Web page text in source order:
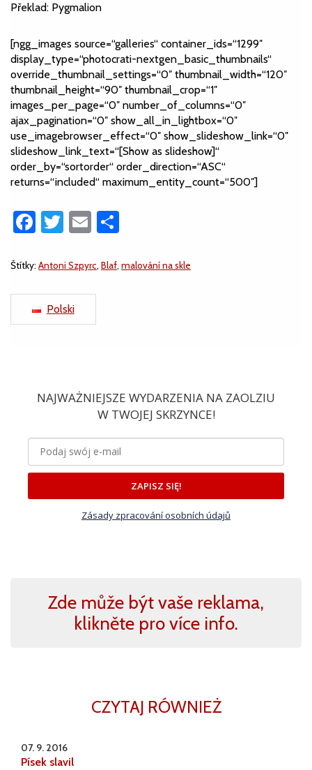
Překlad: Pygmalion
[ngg_images source=“galleries“ container_ids=“1299″
display_type=“photocrati-nextgen_basic_thumbnails“
override_thumbnail_settings=“0″ thumbnail_width=“120″
thumbnail_height=“90″ thumbnail_crop=“1″
images_per_page=“0″ number_of_columns=“0″
ajax_pagination=“0″ show_all_in_lightbox=“0″
use_imagebrowser_effect=“0″ show_slideshow_link=“0″
slideshow_link_text=“[Show as slideshow]“
order_by=“sortorder“ order_direction=“ASC“
returns=“included“ maximum_entity_count=“500″]
Facebook
Twitter
Email
Štítky: Antoni Szpyrc, Blaf, malování na skle
Polski
NAJWAŻNIEJSZE WYDARZENIA NA ZAOLZIU
W TWOJEJ SKRZYNCE!
ZAPISZ SIĘ!
Zásady zpracování osobních údajů
Zde může být vaše reklama,
klikněte pro více info.
CZYTAJ RÓWNIEŻ
07. 9. 2016
Písek slavil